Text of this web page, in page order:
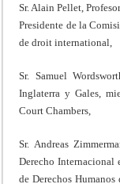
Sr. Alain Pellet,
Presidente de la
de droit international,
Sr. Samuel
Inglaterra y Gales,
Court Chambers,
Sr. Andreas
Derecho Internacional
de Derechos